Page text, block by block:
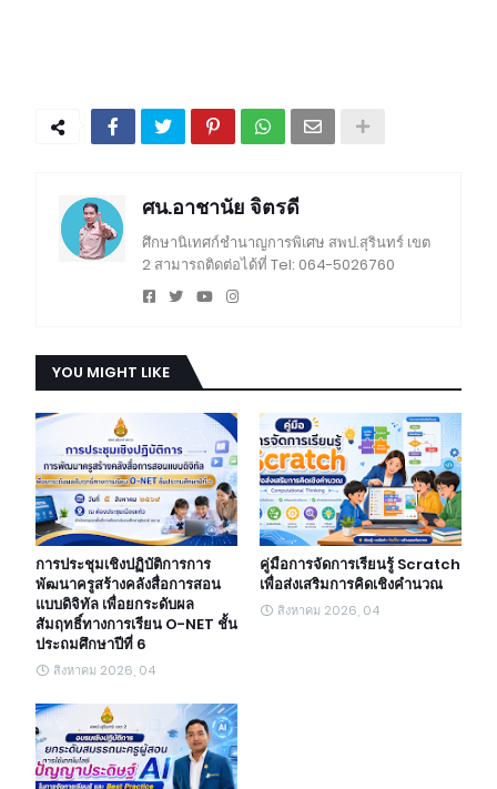
ศน.อาชานัย จิตรดี
ศึกษานิเทศก์ชำนาญการพิเศษ สพป.สุรินทร์ เขต
2 สามารถติดต่อได้ที่ Tel: 064-5026760
YOU MIGHT LIKE
การประชุมเชิงปฏิบัติการการ
พัฒนาครูสร้างคลังสื่อการสอน
แบบดิจิทัล เพื่อยกระดับผล
สัมฤทธิ์ทางการเรียน O-NET ชั้น
ประถมศึกษาปีที่ 6
สิงหาคม 2026, 04
คู่มือการจัดการเรียนรู้ Scratch
เพื่อส่งเสริมการคิดเชิงคำนวณ
สิงหาคม 2026, 04